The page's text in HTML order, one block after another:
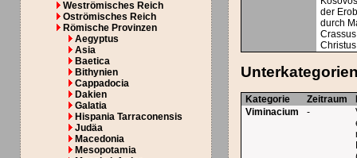
Weströmisches Reich
Oströmisches Reich
Römische Provinzen
Aegyptus
Asia
Baetica
Bithynien
Cappadocia
Dakien
Galatia
Hispania Tarraconensis
Judäa
Macedonia
Mesopotamia
der
durch
Kategorie Zeitraum
Viminacium
-